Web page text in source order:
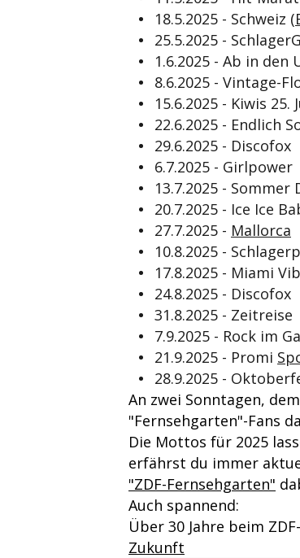
18.5.2025 - Schweiz (
25.5.2025 -
1.6.2025 - Ab in den
8.6.2025 - Vintage-
15.6.2025 - Kiwis 25.
22.6.2025 - Endlich
29.6.2025 - Discofox
6.7.2025 - Girlpower
13.7.2025 - Sommer
20.7.2025 - Ice Ice
27.7.2025 - Mallorca
10.8.2025 -
17.8.2025 - Miami
24.8.2025 - Discofox
31.8.2025 - Zeitreise
7.9.2025 - Rock im
21.9.2025 - Promi
28.9.2025 -
An zwei Sonntagen,
"Fernsehgarten"-Fans
Die Mottos für 2025
erfährst du immer
"ZDF-Fernsehgarten"
Auch spannend:
Über 30 Jahre beim
Zukunft